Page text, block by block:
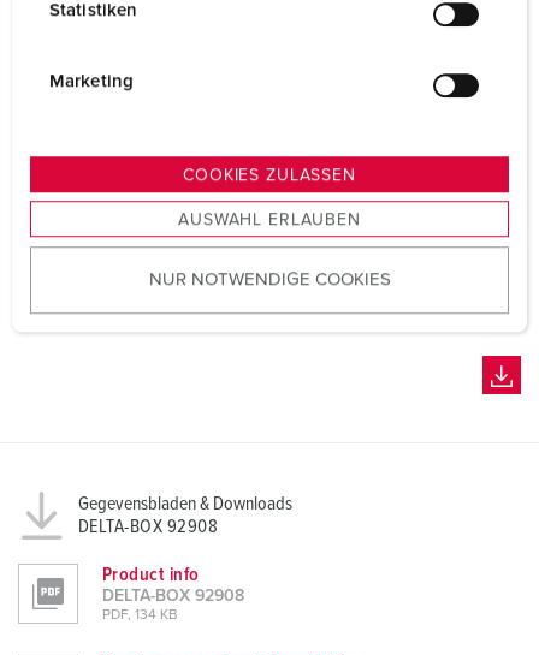
s
u
w
Statistiken
Marketing
COOKIES ZULASSEN
AUSWAHL ERLAUBEN
NUR NOTWENDIGE COOKIES
Gegevensbladen & Downloads
DELTA-BOX 92908
Product info
DELTA-BOX 92908
PDF, 134 KB